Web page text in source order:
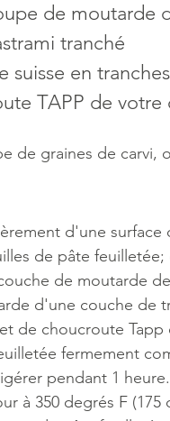
de moutarde
tranché
suisse en tranches
TAPP de votre
de graines de carvi,
d'une surface
de pâte
de moutarde
d'une couche de
de choucroute Tapp
fermement
pendant 1 heure.
à 350 degrés F (175